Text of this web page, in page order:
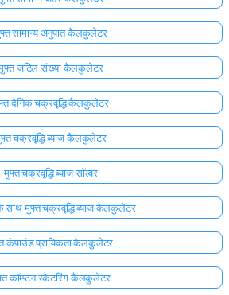
सामान्य अनुपात कैलकुलेटर
जटिल संख्या कैलकुलेटर
दैनिक चक्रवृद्धि कैलकुलेटर
चक्रवृद्धि ब्याज कैलकुलेटर
मुफ्त चक्रवृद्धि ब्याज सॉल्वर
साथ मुफ्त चक्रवृद्धि ब्याज कैलकुलेटर
कंपाउंड प्रायिकता कैलकुलेटर
कॉम्प्टन स्कैटरिंग कैलकुलेटर